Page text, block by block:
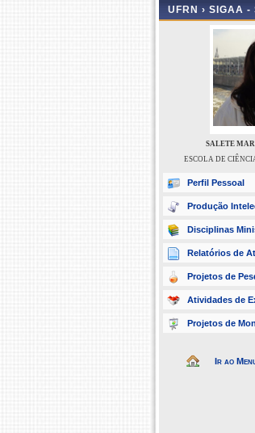
UFRN › SIGAA
SALETE
ESCOLA DE
Perfil Pessoal
Produção
Disciplinas
Relatórios de
Projetos de
Atividades de
Projetos de
Ir ao